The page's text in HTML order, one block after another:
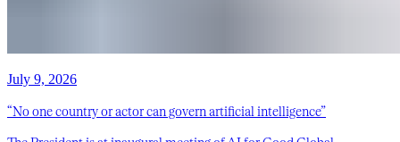
July 9, 2026
“No one country or actor can govern artificial intelligence”